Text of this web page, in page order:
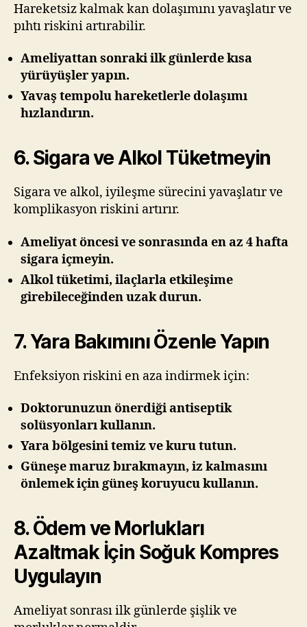
Hareketsiz kalmak kan dolaşımını yavaşlatır ve
pıhtı riskini artırabilir.
Ameliyattan sonraki ilk günlerde kısa
yürüyüşler yapın.
Yavaş tempolu hareketlerle dolaşımı
hızlandırın.
6. Sigara ve Alkol Tüketmeyin
Sigara ve alkol, iyileşme sürecini yavaşlatır ve
komplikasyon riskini artırır.
Ameliyat öncesi ve sonrasında en az 4 hafta
sigara içmeyin.
Alkol tüketimi, ilaçlarla etkileşime
girebileceğinden uzak durun.
7. Yara Bakımını Özenle Yapın
Enfeksiyon riskini en aza indirmek için:
Doktorunuzun önerdiği antiseptik
solüsyonları kullanın.
Yara bölgesini temiz ve kuru tutun.
Güneşe maruz bırakmayın, iz kalmasını
önlemek için güneş koruyucu kullanın.
8. Ödem ve Morlukları
Azaltmak İçin Soğuk Kompres
Uygulayın
Ameliyat sonrası ilk günlerde şişlik ve